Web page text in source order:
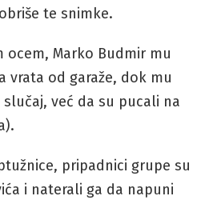
te snimke.
ocem, Marko Budmir mu
vrata od garaže, dok mu
već da su pucali na
pripadnici grupe su
i naterali ga da napuni